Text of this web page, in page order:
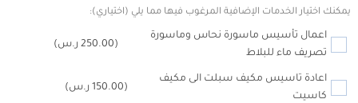
يمكنك اختيار الخدمات الإضافية المرغوب فيها مما يلي (اختياري):
اعمال تأسيس ماسورة نحاس وماسورة
تصريف ماء للبلاط
(250.00 ر.س)
اعادة تاسيس مكيف سبلت الى مكيف
كاسيت
(150.00 ر.س)